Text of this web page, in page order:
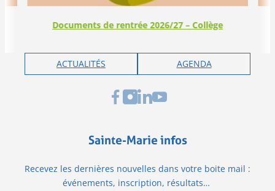
Documents de rentrée 2026/27 – Collège
ACTUALITÉS AGENDA
Sainte-Marie infos
Recevez les dernières nouvelles dans votre boite mail :
événements, inscription, résultats…